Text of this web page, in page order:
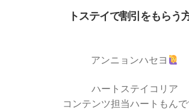
トステイで割引をもらう
アンニョンハセヨ
ハートステイコリア
コンテンツ担当ハートもんで